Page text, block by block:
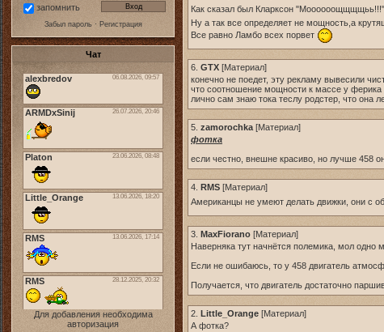
запомнить
Забыл пароль· Регистрация
Чат
Для добавления необходима
авторизация
Как сказал был Кларксон "Моооооощщщщьь!!!"
Ну а так все определяет не мощность,а
Все равно Ламбо всех порвет
6. GTX [Материал]
конечно не поедет, эту рекламу вывесили
что соотношение мощности к массе у ферика
лично сам знаю тока теслу родстер, что она
5. zamorochka [Материал]
фотка
если честно, внешне красиво, но лучше 458
4. RMS [Материал]
Американцы не умеют делать движки, они с
3. MaxFiorano [Материал]
Наверняка тут начнётся полемика, мол одно
Если не ошибаюсь, то у 458 двигатель
Получается, что двигатель достаточно
2. Little_Orange [Материал]
А фотка?